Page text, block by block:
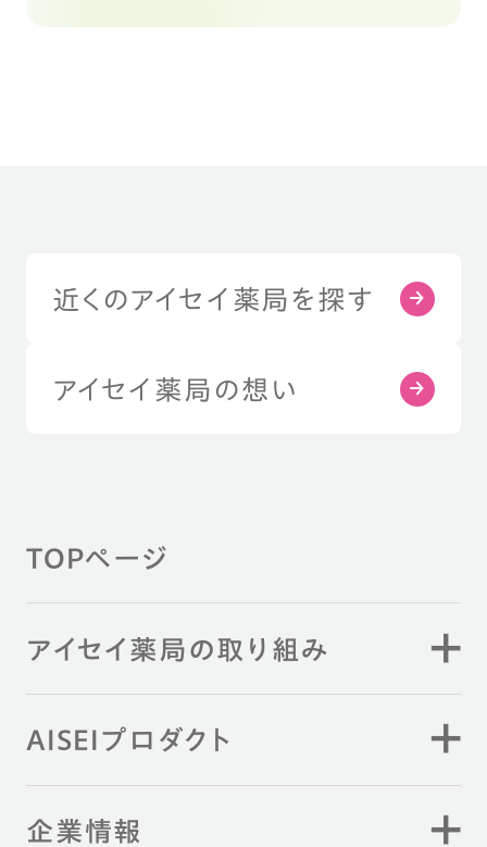
近くのアイセイ薬局を探す
アイセイ薬局の想い
TOPページ
アイセイ薬局の取り組み
AISEIプロダクト
企業情報